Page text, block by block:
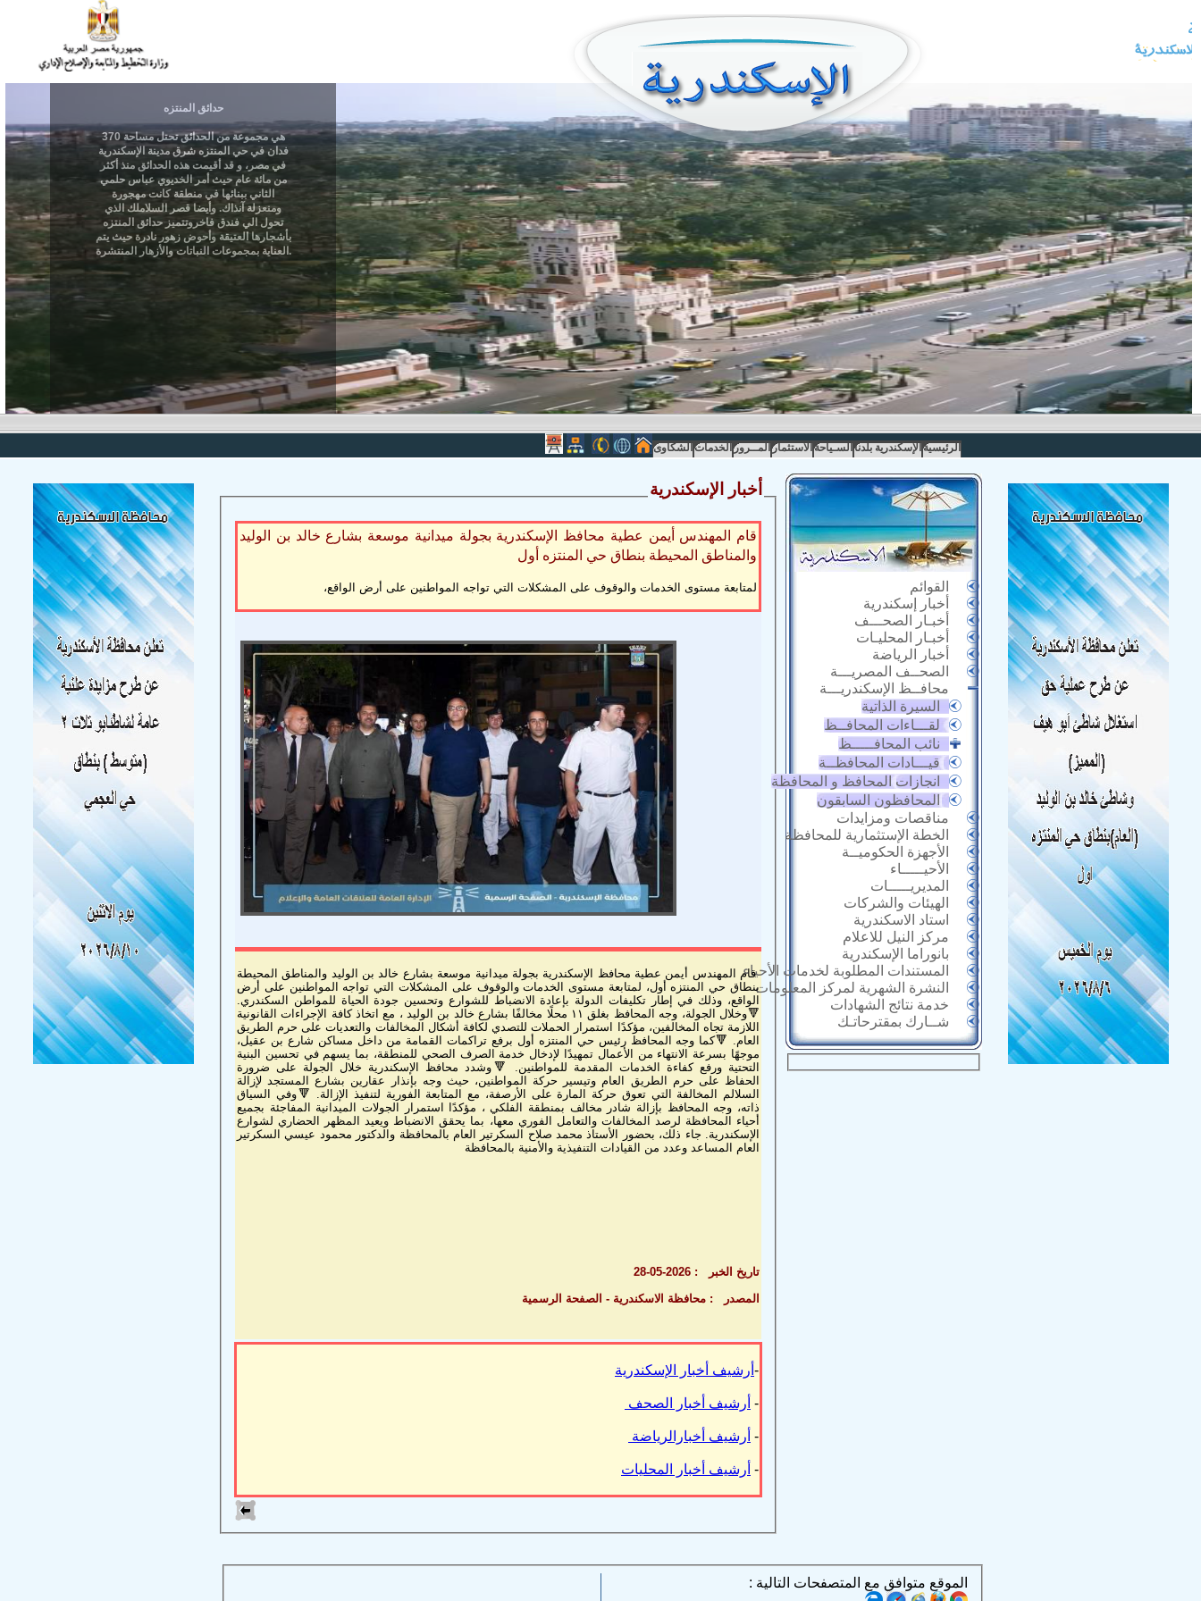
الرئيسية الإسكندرية بلدنا السـياحة الاستثمار المــرور الخدمات الشكاوى
القوائم
أخبار إسكندرية
أخبـار الصحـــف
أخبـار المحليـات
أخبار الرياضة
الصحــف المصريـــة
محافــظ الإسكندريـــة
السيرة الذاتية
لقـــاءات المحافــظ
نائب المحافـــــظ
قيـــادات المحافظــة
انجازات المحافظ و المحافظة
المحافظون السابقون
مناقصات ومزايدات
الخطة الإستثمارية للمحافظة
الأجهزة الحكوميــة
الأحيـــــاء
المديريـــــات
الهيئات والشركات
استاد الاسكندرية
مركز النيل للاعلام
بانوراما الإسكندرية
المستندات المطلوبة لخدمات الأحياء
النشرة الشهرية لمركز المعلومات
خدمة نتائج الشهادات
شــارك بمقترحاتـك
أخبار الإسكندرية
قام المهندس أيمن عطية محافظ الإسكندرية بجولة ميدانية موسعة بشارع خالد بن الوليد
والمناطق المحيطة بنطاق حي المنتزه أول
لمتابعة مستوى الخدمات والوقوف على المشكلات التي تواجه المواطنين على أرض الواقع،
قام المهندس أيمن عطية محافظ الإسكندرية بجولة ميدانية موسعة بشارع خالد بن الوليد والمناطق المحيطة
بنطاق حي المنتزه أول، لمتابعة مستوى الخدمات والوقوف على المشكلات التي تواجه المواطنين على أرض
الواقع، وذلك في إطار تكليفات الدولة بإعادة الانضباط للشوارع وتحسين جودة الحياة للمواطن السكندري.
🔻وخلال الجولة، وجه المحافظ بغلق ١١ محلًا مخالفًا بشارع خالد بن الوليد ، مع اتخاذ كافة الإجراءات القانونية
اللازمة تجاه المخالفين، مؤكدًا استمرار الحملات للتصدي لكافة أشكال المخالفات والتعديات على حرم الطريق
العام. 🔻كما وجه المحافظ رئيس حي المنتزه أول برفع تراكمات القمامة من داخل مساكن شارع بن عقيل،
موجهًا بسرعة الانتهاء من الأعمال تمهيدًا لإدخال خدمة الصرف الصحي للمنطقة، بما يسهم في تحسين البنية
التحتية ورفع كفاءة الخدمات المقدمة للمواطنين. 🔻وشدد محافظ الإسكندرية خلال الجولة على ضرورة
الحفاظ على حرم الطريق العام وتيسير حركة المواطنين، حيث وجه بإنذار عقارين بشارع المستجد لإزالة
السلالم المخالفة التي تعوق حركة المارة على الأرصفة، مع المتابعة الفورية لتنفيذ الإزالة. 🔻وفي السياق
ذاته، وجه المحافظ بإزالة شادر مخالف بمنطقة الفلكي ، مؤكدًا استمرار الجولات الميدانية المفاجئة بجميع
أحياء المحافظة لرصد المخالفات والتعامل الفوري معها، بما يحقق الانضباط ويعيد المظهر الحضاري لشوارع
الإسكندرية. جاء ذلك، بحضور الأستاذ محمد صلاح السكرتير العام بالمحافظة والدكتور محمود عيسي السكرتير
العام المساعد وعدد من القيادات التنفيذية والأمنية بالمحافظة
تاريخ الخبر : 2026-05-28
المصدر : محافظة الاسكندرية - الصفحة الرسمية
- أرشيف أخبار الإسكندرية
- أرشيف أخبار الصحف
- أرشيف أخبارالرياضة
- أرشيف أخبار المحليات
الموقع متوافق مع المتصفحات التالية :